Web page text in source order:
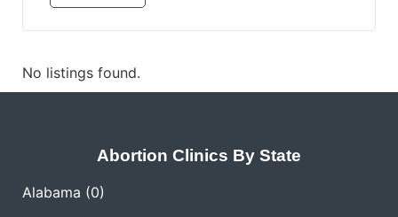
No listings found.
Abortion Clinics By State
Alabama (0)